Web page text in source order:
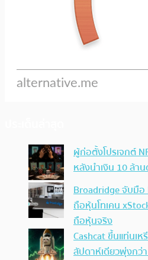
ผู้ก่อตั้งโปรเจกต์
หลังนำเงิน 10 ล้า
Broadridge จับมือ
ถือหุ้นโทเคน
ถือหุ้นจริง
Cashcat ขึ้นแท่นเ
สัปดาห์เดียวพุ่งกว่